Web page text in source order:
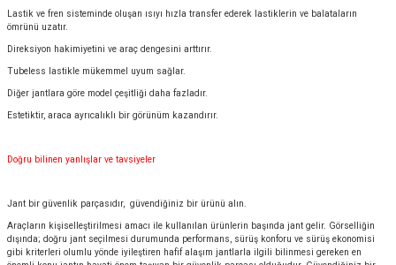
Lastik ve fren sisteminde oluşan ısıyı hızla transfer ederek lastiklerin ve balataların
ömrünü uzatır.
Direksiyon hakimiyetini ve araç dengesini arttırır.
Tubeless lastikle mükemmel uyum sağlar.
Diğer jantlara göre model çeşitliği daha fazladır.
Estetiktir, araca ayrıcalıklı bir görünüm kazandırır.
Doğru bilinen yanlışlar ve tavsiyeler
Jant bir güvenlik parçasıdır, güvendiğiniz bir ürünü alın.
Araçların kişiselleştirilmesi amacı ile kullanılan ürünlerin başında jant gelir. Görselliğin
dışında; doğru jant seçilmesi durumunda performans, sürüş konforu ve sürüş ekonomisi
gibi kriterleri olumlu yönde iyileştiren hafif alaşım jantlarla ilgili bilinmesi gereken en